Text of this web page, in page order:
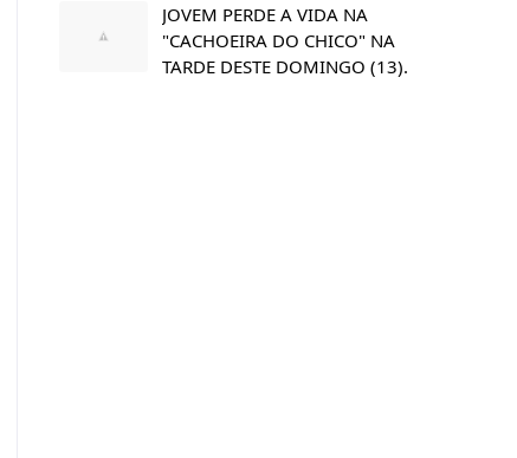
JOVEM PERDE A VIDA NA
"CACHOEIRA DO CHICO" NA
TARDE DESTE DOMINGO (13).